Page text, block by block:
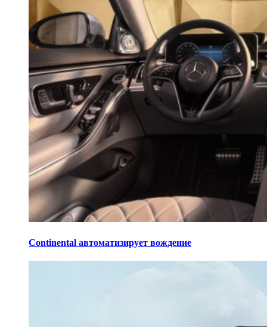
Continental автоматизирует вождение